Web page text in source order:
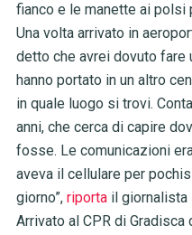
fianco e le manette ai polsi
Una volta arrivato in
detto che avrei dovuto fare
hanno portato in un altro
in quale luogo si trovi.
anni, che cerca di capire
fosse. Le comunicazioni
aveva il cellulare per
giorno”, riportail giornalista
Arrivato al CPR di